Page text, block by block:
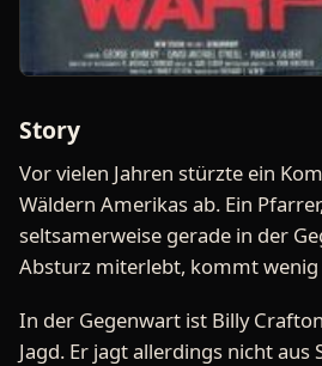
Story
Vor vielen Jahren stürzte ein
Wäldern Amerikas ab. Ein
seltsamerweise gerade in der
Absturz miterlebt, kommt wenig
In der Gegenwart ist Billy
Jagd. Er jagt allerdings nicht aus